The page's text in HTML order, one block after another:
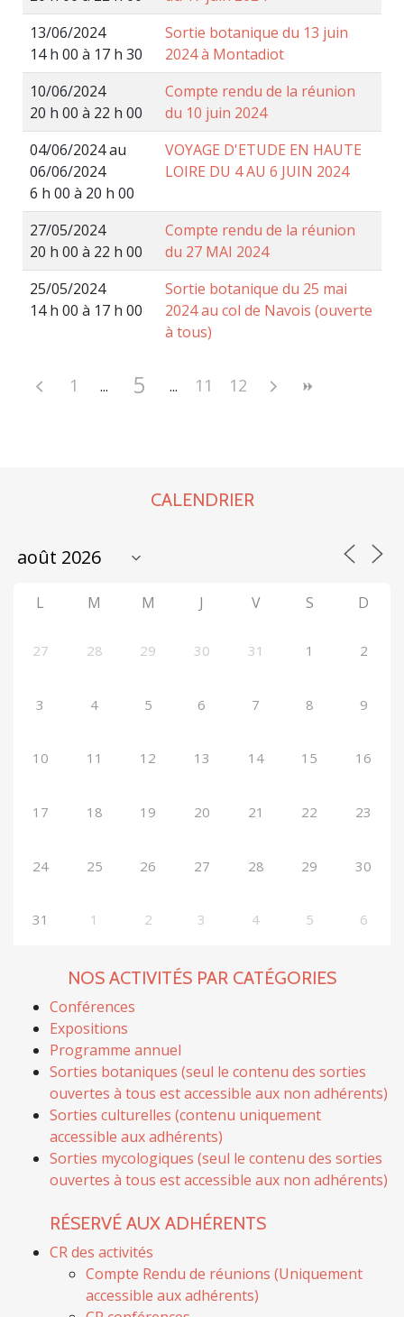
13/06/2024
14 h 00 à 17 h 30
Sortie botanique du 13 juin
2024 à Montadiot
10/06/2024
20 h 00 à 22 h 00
Compte rendu de la réunion
du 10 juin 2024
04/06/2024 au
06/06/2024
6 h 00 à 20 h 00
VOYAGE D'ETUDE EN HAUTE
LOIRE DU 4 AU 6 JUIN 2024
27/05/2024
20 h 00 à 22 h 00
Compte rendu de la réunion
du 27 MAI 2024
25/05/2024
14 h 00 à 17 h 00
Sortie botanique du 25 mai
2024 au col de Navois (ouverte
à tous)
1 5 11 12
CALENDRIER
L M M J V S D
27 28 29 30 31 1 2
3 4 5 6 7 8 9
10 11 12 13 14 15 16
17 18 19 20 21 22 23
24 25 26 27 28 29 30
31 1 2 3 4 5 6
NOS ACTIVITÉS PAR CATÉGORIES
Conférences
Expositions
Programme annuel
Sorties botaniques (seul le contenu des sorties
ouvertes à tous est accessible aux non adhérents)
Sorties culturelles (contenu uniquement
accessible aux adhérents)
Sorties mycologiques (seul le contenu des sorties
ouvertes à tous est accessible aux non adhérents)
RÉSERVÉ AUX ADHÉRENTS
CR des activités
Compte Rendu de réunions (Uniquement
accessible aux adhérents)